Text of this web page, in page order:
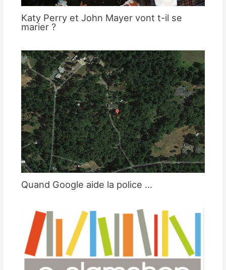
Katy Perry et John Mayer vont t-il se
marier ?
Quand Google aide la police …